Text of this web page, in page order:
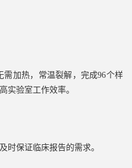
需加热，常温裂解，完成96个样
实验室工作效率。
时保证临床报告的需求。